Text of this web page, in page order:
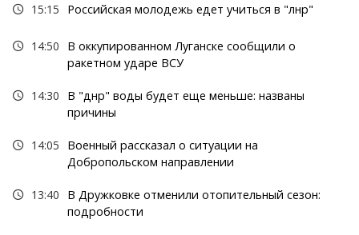
15:15 Российская молодежь едет учиться в "лнр"
14:50
В оккупированном Луганске сообщили о
ракетном ударе ВСУ
14:30
В "днр" воды будет еще меньше: названы
причины
14:05
Военный рассказал о ситуации на
Добропольском направлении
13:40
В Дружковке отменили отопительный сезон:
подробности